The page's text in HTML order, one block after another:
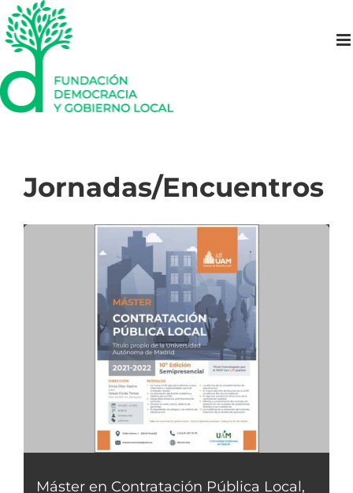
Saltar
al
contenido
Jornadas/Encuentros
Máster en Contratación Pública Local,